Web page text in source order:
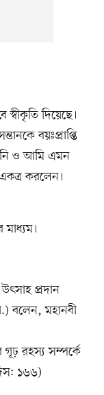
স্বীকৃতি দিয়েছে।
বয়ঃপ্রাপ্তি
ও আমি এমন
করলেন।
মাধ্যম।
প্রদান
বলেন, মহানবী
গূঢ় রহস্য সম্পর্কে
১৬৬)